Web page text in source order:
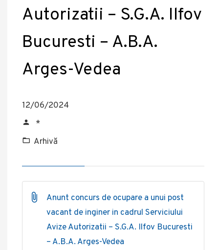
Autorizatii – S.G.A. Ilfov
Bucuresti – A.B.A.
Arges-Vedea
12/06/2024
*
Arhivă
Anunt concurs de ocupare a unui post
vacant de inginer in cadrul Serviciului
Avize Autorizatii – S.G.A. Ilfov Bucuresti
– A.B.A. Arges-Vedea